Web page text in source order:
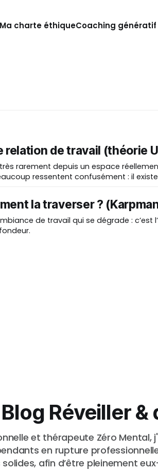
Ma charte éthiqueCoaching génératif
de travail (théorie
depuis un espace réellement ouvert.
ressentent confusément : il
la traverser ?
de travail qui se dégrade : c’est
Réveiller
et thérapeute Zéro Mental,
en rupture
afin d’être pleinement